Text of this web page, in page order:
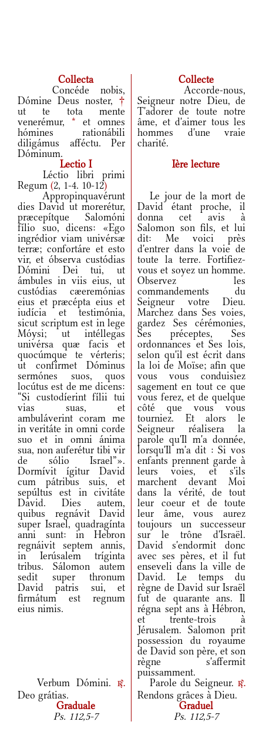
Collecta
Collecte
Concéde nobis,
Dómine Deus noster, †
ut te tota mente
venerémur, * et omnes
hómines rationábili
diligámus afféctu. Per
Dóminum.
Accorde-nous,
Seigneur notre Dieu, de
T'adorer de toute notre
âme, et d'aimer tous les
hommes d'une vraie
charité.
Lectio I
Ière lecture
Léctio libri primi
Regum (2, 1-4. 10-12)
Appropinquavérunt
dies David ut morerétur,
præcepítque Salomóni
fílio suo, dicens: «Ego
ingrédior viam univérsæ
terræ; confortáre et esto
vir, et óbserva custódias
Dómini Dei tui, ut
ámbules in viis eius, ut
custódias cæeremónias
eius et præcépta eius et
iudícia et testimónia,
sicut scriptum est in lege
Móysi; ut intéllegas
univérsa quæ facis et
quocúmque te vérteris;
ut confírmet Dóminus
sermónes suos, quos
locútus est de me dicens:
“Si custodíerint fílii tui
vias suas, et
ambuláverint coram me
in veritáte in omni corde
suo et in omni ánima
sua, non auferétur tibi vir
de sólio Israel”».
Dormívit ígitur David
cum pátribus suis, et
sepúltus est in civitáte
David. Dies autem,
quibus regnávit David
super Israel, quadragínta
anni sunt: in Hebron
regnáivit septem annis,
in Ierúsalem tríginta
tribus. Sálomon autem
sedit super thronum
David patris sui, et
firmátum est regnum
eius nimis.
Le jour de la mort de
David étant proche, il
donna cet avis à
Salomon son fils, et lui
dit: Me voici près
d'entrer dans la voie de
toute la terre. Fortifiez-
vous et soyez un homme.
Observez les
commandements du
Seigneur votre Dieu.
Marchez dans Ses voies,
gardez Ses cérémonies,
Ses préceptes, Ses
ordonnances et Ses lois,
selon qu'il est écrit dans
la loi de Moïse; afin que
vous vous conduisiez
sagement en tout ce que
vous ferez, et de quelque
côté que vous vous
tourniez. Et alors le
Seigneur réalisera la
parole qu'Il m'a donnée,
lorsqu'Il m'a dit : Si vos
enfants prennent garde à
leurs voies, et s'ils
marchent devant Moi
dans la vérité, de tout
leur coeur et de toute
leur âme, vous aurez
toujours un successeur
sur le trône d'Israël.
David s'endormit donc
avec ses pères, et il fut
enseveli dans la ville de
David. Le temps du
règne de David sur Israël
fut de quarante ans. Il
régna sept ans à Hébron,
et trente-trois à
Jérusalem. Salomon prit
possession du royaume
de David son père, et son
règne s'affermit
puissamment.
Verbum Dómini.
r.
Deo grátias.
Parole du Seigneur. r.
Rendons grâces à Dieu.
Graduale
Graduel
Ps. 112,5-7
Ps. 112,5-7